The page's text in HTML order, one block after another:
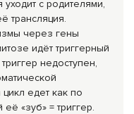
с родителями,
трансляция.
через гены
идёт триггерный
недоступен,
едет как по
«зуб» = триггер.